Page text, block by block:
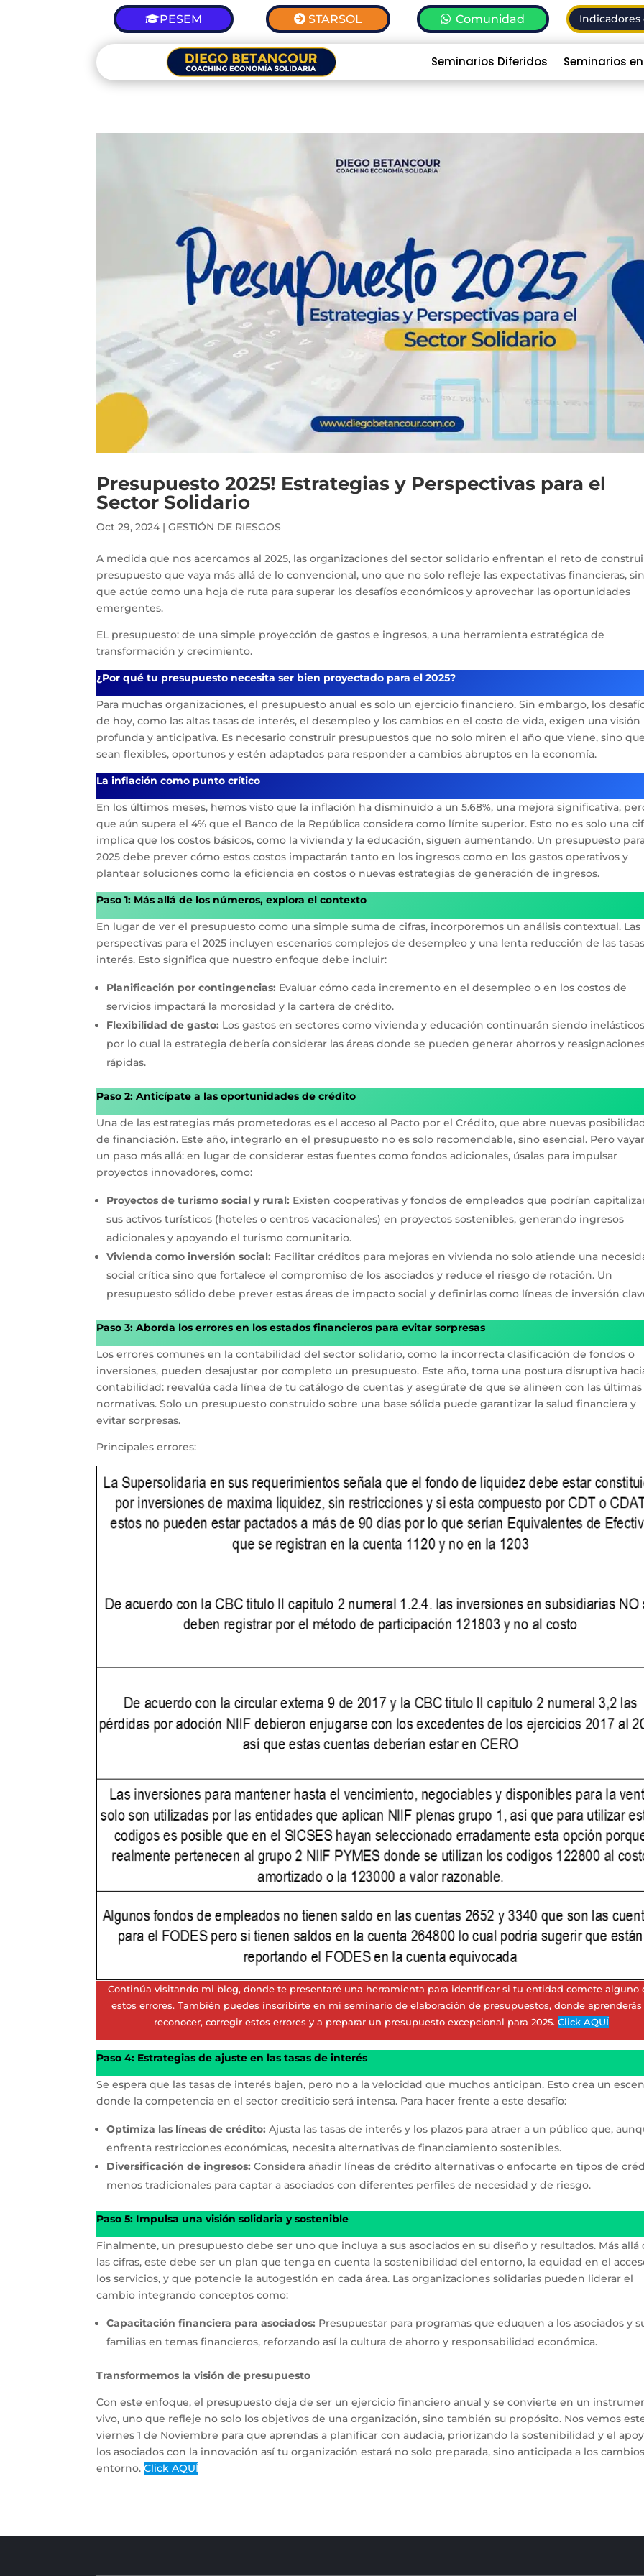
PESEM STARSOL Comunidad Indicadores
Seminarios Diferidos Seminarios
Presupuesto 2025! Estrategias y Perspectivas para el
Sector Solidario
Oct 29, 2024 |GESTIÓN DE RIESGOS
A medida que nos acercamos al 2025, las organizaciones del sector solidario enfrentan el reto de
presupuesto que vaya más allá de lo convencional, uno que no solo refleje las expectativas financieras,
que actúe como una hoja de ruta para superar los desafíos económicos y aprovechar las oportunidades
emergentes.
EL presupuesto: de una simple proyección de gastos e ingresos, a una herramienta estratégica de
transformación y crecimiento.
¿Por qué tu presupuesto necesita ser bien proyectado para el 2025?
Para muchas organizaciones, el presupuesto anual es solo un ejercicio financiero. Sin embargo, los
de hoy, como las altas tasas de interés, el desempleo y los cambios en el costo de vida, exigen una visión
profunda y anticipativa. Es necesario construir presupuestos que no solo miren el año que viene, sino que
sean flexibles, oportunos y estén adaptados para responder a cambios abruptos en la economía.
La inflación como punto crítico
En los últimos meses, hemos visto que la inflación ha disminuido a un 5.68%, una mejora significativa,
que aún supera el 4% que el Banco de la República considera como límite superior. Esto no es solo una
implica que los costos básicos, como la vivienda y la educación, siguen aumentando. Un presupuesto
2025 debe prever cómo estos costos impactarán tanto en los ingresos como en los gastos operativos y
plantear soluciones como la eficiencia en costos o nuevas estrategias de generación de ingresos.
Paso 1: Más allá de los números, explora el contexto
En lugar de ver el presupuesto como una simple suma de cifras, incorporemos un análisis contextual. Las
perspectivas para el 2025 incluyen escenarios complejos de desempleo y una lenta reducción de las
interés. Esto significa que nuestro enfoque debe incluir:
Planificación por contingencias: Evaluar cómo cada incremento en el desempleo o en los costos de
servicios impactará la morosidad y la cartera de crédito.
Flexibilidad de gasto: Los gastos en sectores como vivienda y educación continuarán siendo
por lo cual la estrategia debería considerar las áreas donde se pueden generar ahorros y
rápidas.
Paso 2: Anticípate a las oportunidades de crédito
Una de las estrategias más prometedoras es el acceso al Pacto por el Crédito, que abre nuevas
de financiación. Este año, integrarlo en el presupuesto no es solo recomendable, sino esencial. Pero
un paso más allá: en lugar de considerar estas fuentes como fondos adicionales, úsalas para impulsar
proyectos innovadores, como:
Proyectos de turismo social y rural: Existen cooperativas y fondos de empleados que podrían
sus activos turísticos (hoteles o centros vacacionales) en proyectos sostenibles, generando ingresos
adicionales y apoyando el turismo comunitario.
Vivienda como inversión social: Facilitar créditos para mejoras en vivienda no solo atiende una
social crítica sino que fortalece el compromiso de los asociados y reduce el riesgo de rotación. Un
presupuesto sólido debe prever estas áreas de impacto social y definirlas como líneas de inversión
Paso 3: Aborda los errores en los estados financieros para evitar sorpresas
Los errores comunes en la contabilidad del sector solidario, como la incorrecta clasificación de fondos o
inversiones, pueden desajustar por completo un presupuesto. Este año, toma una postura disruptiva
contabilidad: reevalúa cada línea de tu catálogo de cuentas y asegúrate de que se alineen con las últimas
normativas. Solo un presupuesto construido sobre una base sólida puede garantizar la salud financiera y
evitar sorpresas.
Principales errores:
Continúa visitando mi blog, donde te presentaré una herramienta para identificar si tu entidad comete alguno
estos errores. También puedes inscribirte en mi seminario de elaboración de presupuestos, donde aprenderás
reconocer, corregir estos errores y a preparar un presupuesto excepcional para 2025. Click AQUÍ
Paso 4: Estrategias de ajuste en las tasas de interés
Se espera que las tasas de interés bajen, pero no a la velocidad que muchos anticipan. Esto crea un
donde la competencia en el sector crediticio será intensa. Para hacer frente a este desafío:
Optimiza las líneas de crédito: Ajusta las tasas de interés y los plazos para atraer a un público que,
enfrenta restricciones económicas, necesita alternativas de financiamiento sostenibles.
Diversificación de ingresos: Considera añadir líneas de crédito alternativas o enfocarte en tipos de
menos tradicionales para captar a asociados con diferentes perfiles de necesidad y de riesgo.
Paso 5: Impulsa una visión solidaria y sostenible
Finalmente, un presupuesto debe ser uno que incluya a sus asociados en su diseño y resultados. Más allá
las cifras, este debe ser un plan que tenga en cuenta la sostenibilidad del entorno, la equidad en el
los servicios, y que potencie la autogestión en cada área. Las organizaciones solidarias pueden liderar el
cambio integrando conceptos como:
Capacitación financiera para asociados: Presupuestar para programas que eduquen a los asociados y
familias en temas financieros, reforzando así la cultura de ahorro y responsabilidad económica.
Transformemos la visión de presupuesto
Con este enfoque, el presupuesto deja de ser un ejercicio financiero anual y se convierte en un
vivo, uno que refleje no solo los objetivos de una organización, sino también su propósito. Nos vemos
viernes 1 de Noviembre para que aprendas a planificar con audacia, priorizando la sostenibilidad y el
los asociados con la innovación así tu organización estará no solo preparada, sino anticipada a los
entorno.Click AQUÍ